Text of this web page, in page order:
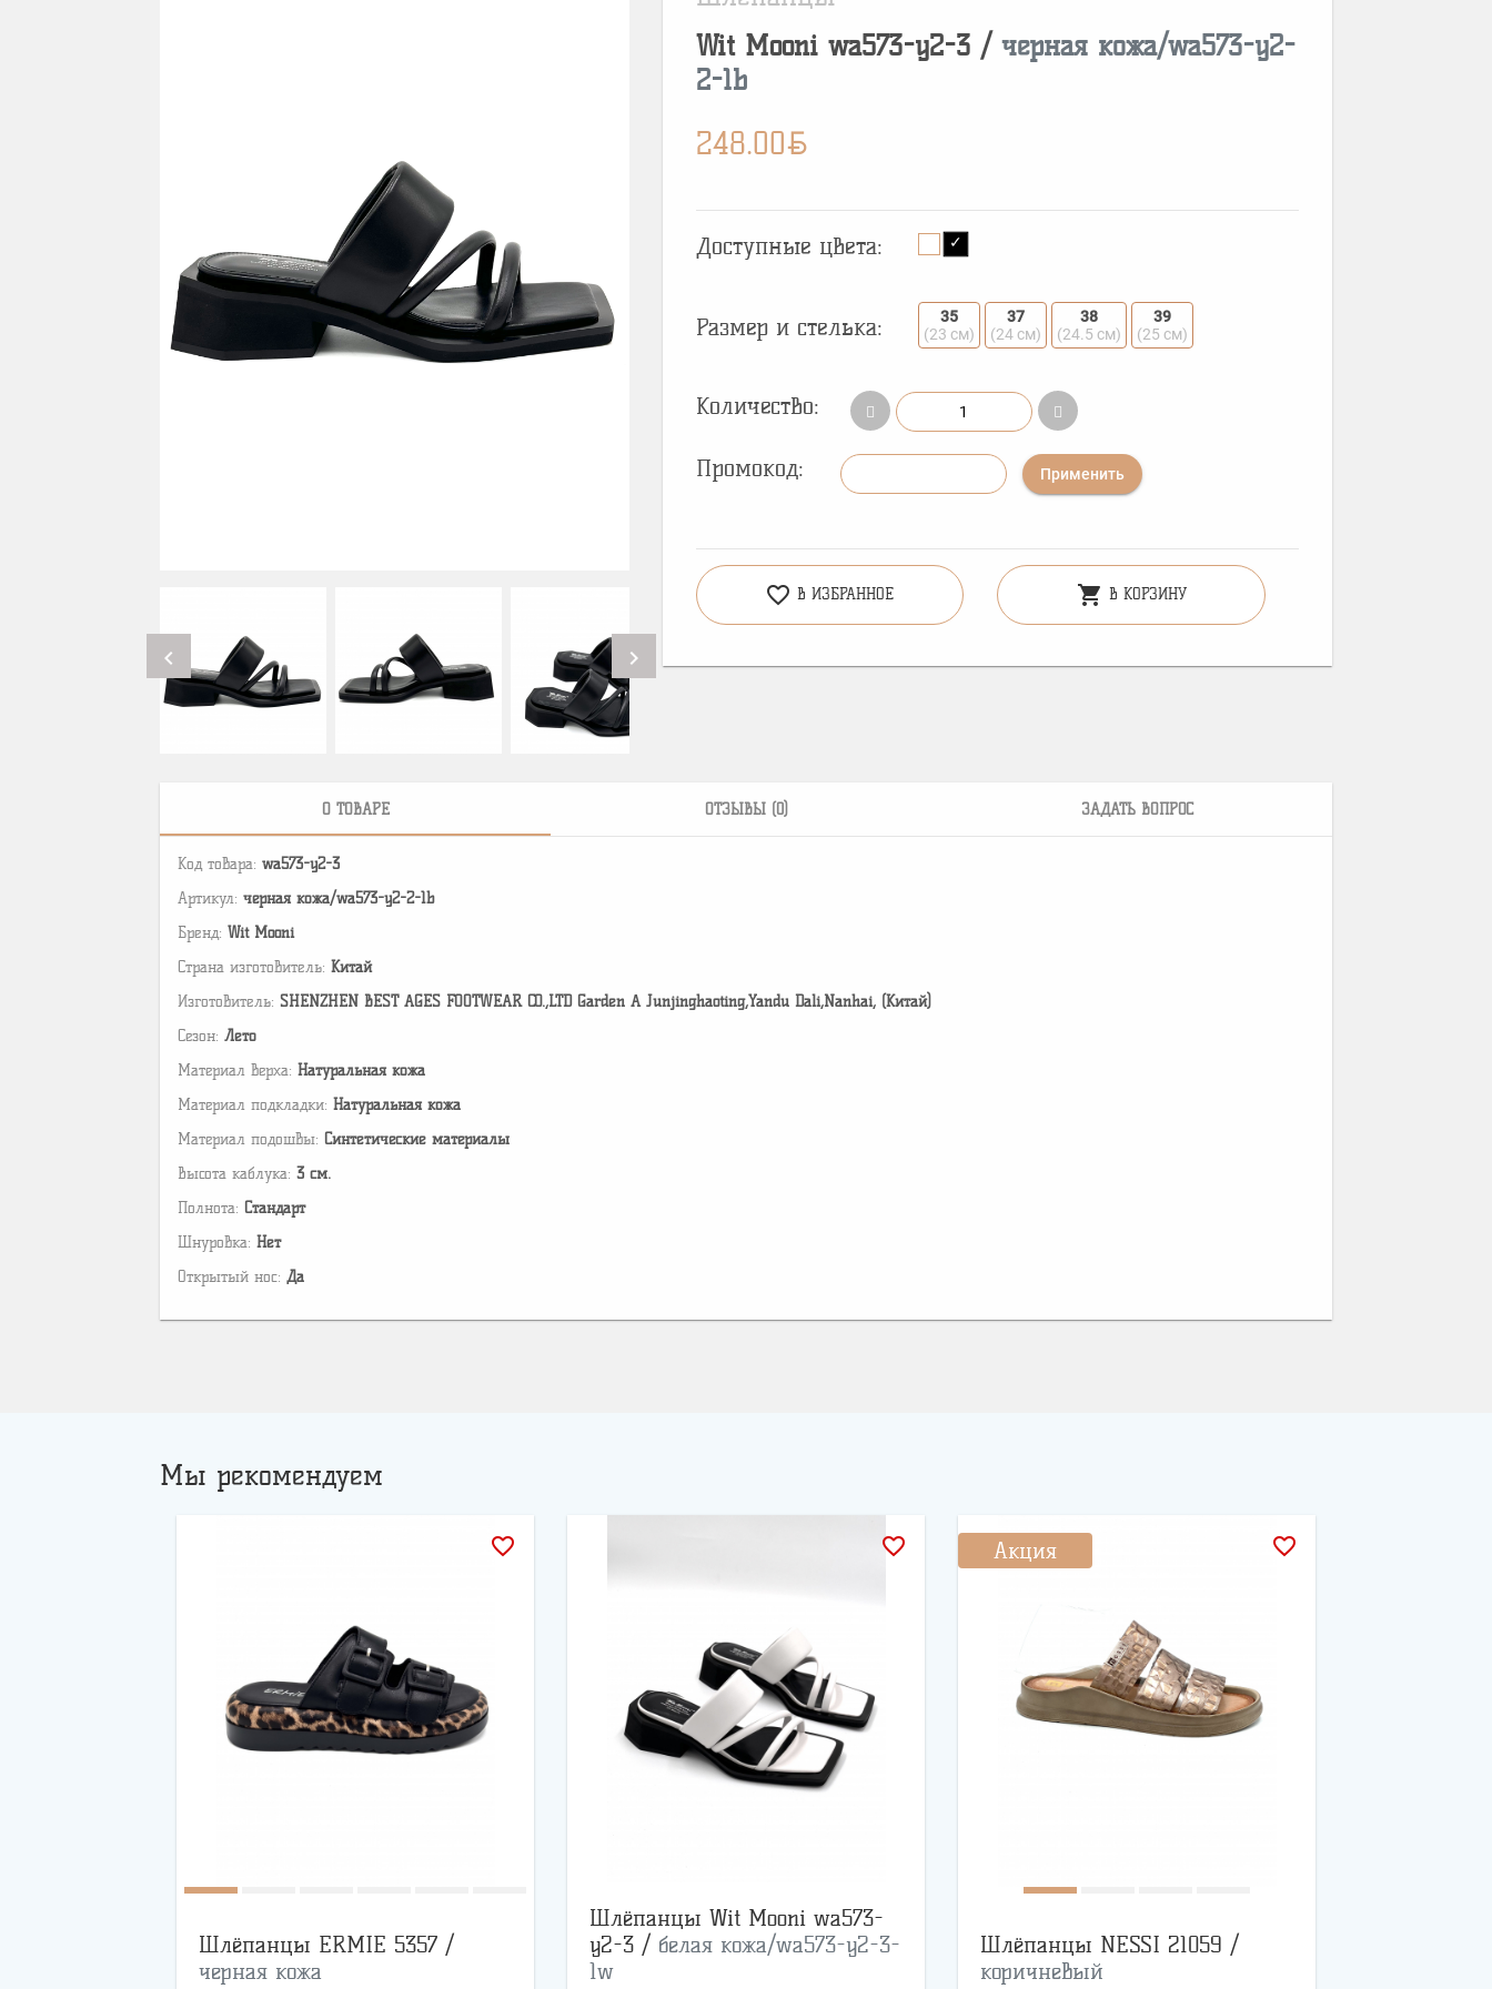
chevron_left chevron_right
Wit Mooni wa573-y2-3/ черная кожа/wa573-y2-
2-1b
248.00BYN
Доступные цвета:
Размер и стелька:
35
(23 см)
37
(24 см)
38
(24.5 см)
39
(25 см)
Количество:
Промокод: Применить
favorite_border В ИЗБРАННОЕ shopping_cart В КОРЗИНУ
О ТОВАРЕ ОТЗЫВЫ (0) ЗАДАТЬ ВОПРОС
Код товара: wa573-y2-3
Артикул: черная кожа/wa573-y2-2-1b
Бренд: Wit Mooni
Страна изготовитель: Китай
Изготовитель: SHENZHEN BEST AGES FOOTWEAR CO.,LTD Garden A Junjinghaoting,Yandu Dali,Nanhai, (Китай)
Сезон: Лето
Материал верха: Натуральная кожа
Материал подкладки: Натуральная кожа
Материал подошвы: Cинтетические материалы
Высота каблука: 3 см.
Полнота: Стандарт
Шнуровка: Нет
Открытый нос: Да
Мы рекомендуем
favorite_border
Шлёпанцы ERMIE 5357 /
черная кожа
favorite_border
Шлёпанцы Wit Mooni wa573-
y2-3 / белая кожа/wa573-y2-3-
1w
Акция favorite_border
Шлёпанцы NESSI 21059 /
коричневый